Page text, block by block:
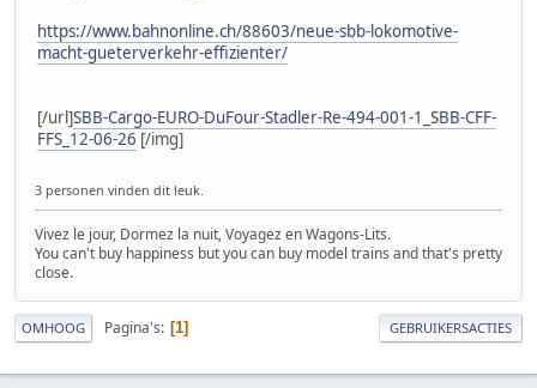
https://www.bahnonline.ch/88603/neue-sbb-lokomotive-
macht-gueterverkehr-effizienter/
[/url]SBB-Cargo-EURO-DuFour-Stadler-Re-494-001-1_SBB-CFF-
FFS_12-06-26 [/img]
3 personen vinden dit leuk.
Vivez le jour, Dormez la nuit, Voyagez en Wagons-Lits.
You can't buy happiness but you can buy model trains and that's pretty
close.
OMHOOG Pagina's 1 GEBRUIKERSACTIES